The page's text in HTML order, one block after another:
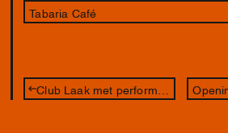
Tabaria Café